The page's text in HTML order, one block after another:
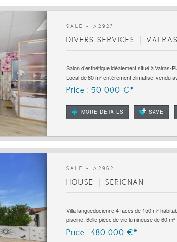
SALE - # 2927
DIVERS SERVICES
Salon d’esthétique idéalement situé à Valras-
Local de 80 m² entièrement climatisé, vendu
Price : 50 000 €*
MORE DETAILS SAVE
SALE - # 2962
HOUSE SERIGNAN
Villa languedocienne 4 faces de 150 m²
piscine. Belle pièce de vie lumineuse de 60
Price : 480 000 €*